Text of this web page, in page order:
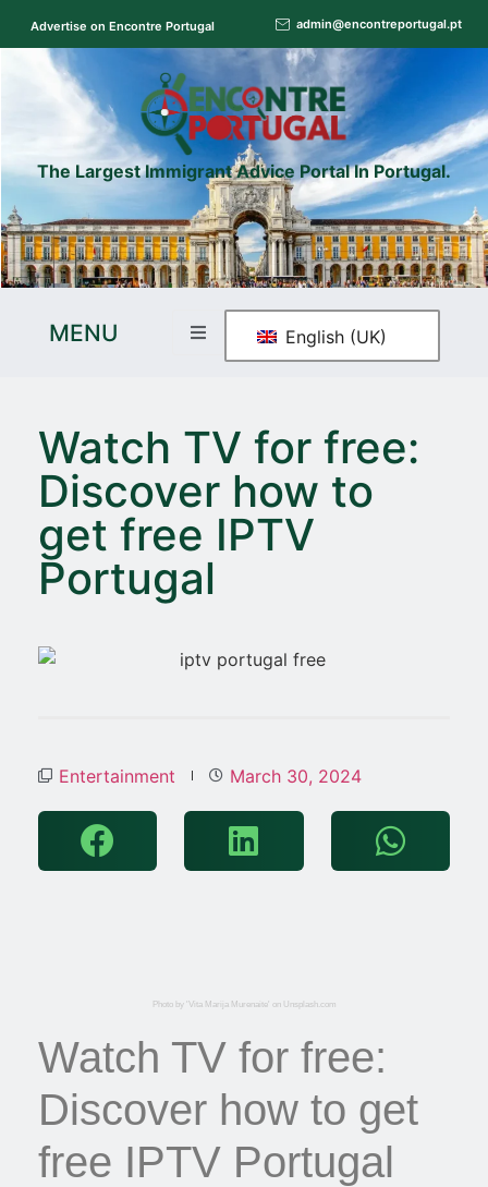
Advertise on Encontre Portugal admin@encontreportugal.pt
The Largest Immigrant Advice Portal In Portugal.
MENU English (UK)
Watch TV for free:
Discover how to
get free IPTV
Portugal
Entertainment March 30, 2024
Photo by 'Vita Marija Murenaite' on Unsplash.com
Watch TV for free:
Discover how to get
free IPTV Portugal